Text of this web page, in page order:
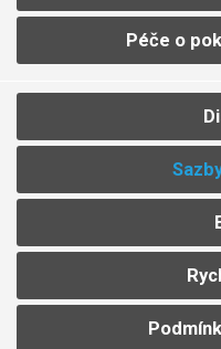
Péče o